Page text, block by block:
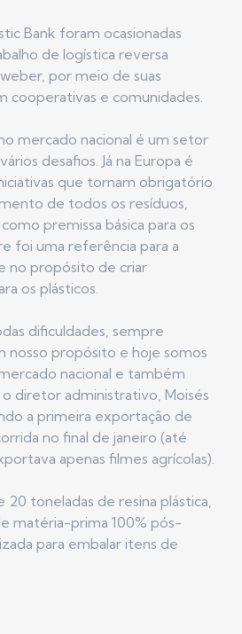
Bank foram ocasionadas
de logística reversa
por meio de suas
cooperativas e comunidades.
mercado nacional é um setor
desafios. Já na Europa é
que tornam obrigatório
de todos os resíduos,
premissa básica para os
foi uma referência para a
no propósito de criar
os plásticos.
dificuldades, sempre
nosso propósito e hoje somos
nacional e também
diretor administrativo, Moisés
a primeira exportação de
no final de janeiro (até
apenas filmes agrícolas).
toneladas de resina plástica,
matéria-prima 100% pós-
para embalar itens de